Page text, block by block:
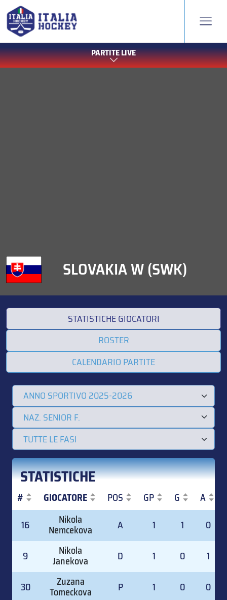
PARTITE LIVE
SLOVAKIA W (SWK)
STATISTICHE GIOCATORI
ROSTER
CALENDARIO PARTITE
STATISTICHE
# GIOCATORE POS GP G A
GIOCATORE
16 Nikola
Nemcekova A 1 1 0
9 Nikola
Janekova D 1 0 1
30 Zuzana
Tomeckova P 1 0
0